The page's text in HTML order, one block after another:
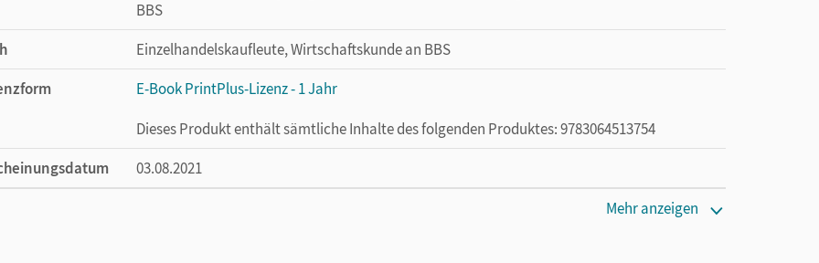
BBS
Einzelhandelskaufleute, Wirtschaftskunde an BBS
E-Book PrintPlus-Lizenz - 1 Jahr
Dieses Produkt enthält sämtliche Inhalte des folgenden Produktes: 9783064513754
03.08.2021
Die kostengünstige Lizenz für diejenigen, die das E-Book ein Jahr lang ergänzend zum Print-
Mehr anzeigen